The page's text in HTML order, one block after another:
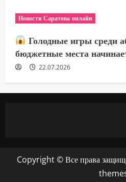
Новости Саратова онлайн
Голодные игры среди
бюджетные места
22.07.2026
Copyright © Все права